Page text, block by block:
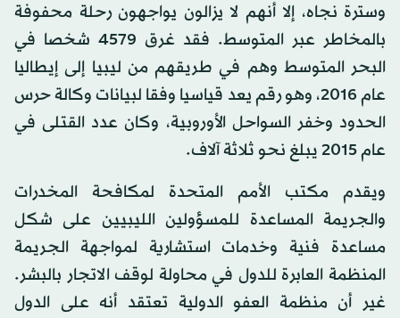
وسترة نجاه، إلا أنهم لا يزالون يواجهون رحلة محفوفة
بالمخاطر عبر المتوسط. فقد غرق 4579 شخصا في
البحر المتوسط وهم في طريقهم من ليبيا إلى إيطاليا
عام 2016، وهو رقم يعد قياسيا وفقا لبيانات وكالة حرس
الحدود وخفر السواحل الأوروبية، وكان عدد القتلى في
عام 2015 يبلغ نحو ثلاثة آلاف.
ويقدم مكتب الأمم المتحدة لمكافحة المخدرات
والجريمة المساعدة للمسؤولين الليبيين على شكل
مساعدة فنية وخدمات استشارية لمواجهة الجريمة
المنظمة العابرة للدول في محاولة لوقف الاتجار بالبشر.
غير أن منظمة العفو الدولية تعتقد أنه على الدول